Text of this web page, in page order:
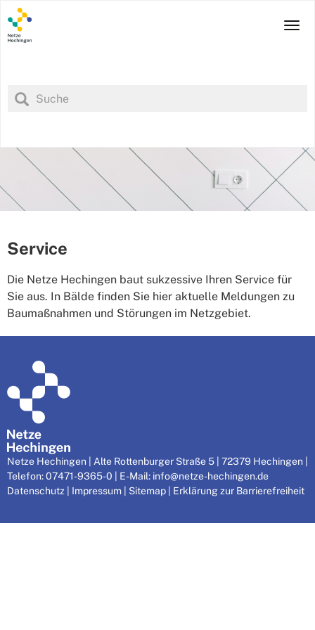
Skip
to
main
Service
Die Netze Hechingen baut sukzessive Ihren Service für
Sie aus. In Bälde finden Sie hier aktuelle Meldungen zu
Baumaßnahmen und Störungen im Netzgebiet.
Netze Hechingen | Alte Rottenburger Straße 5 | 72379 Hechingen |
Telefon: 07471-9365-0 | E-Mail: info@netze-hechingen.de
Datenschutz
Impressum Sitemap Erklärung zur Barrierefreiheit